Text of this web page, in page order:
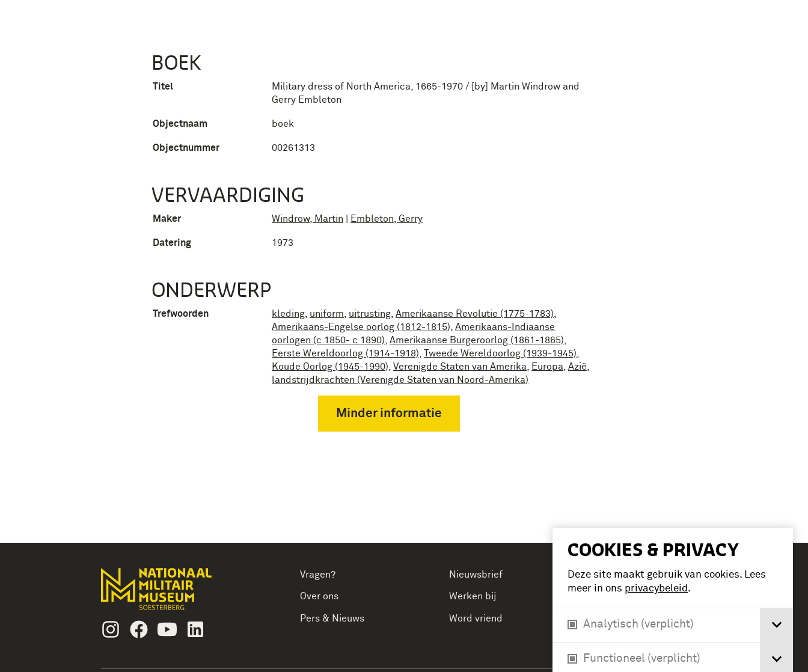
COOKIES & PRIVACY
Deze site maakt gebruik van cookies. Lees
meer in ons privacybeleid.
Analytisch (verplicht)
Functioneel (verplicht)
BOEK
Titel
Military dress of North America, 1665-1970 / [by] Martin Windrow and
Gerry Embleton
Objectnaam boek
Objectnummer 00261313
VERVAARDIGING
Maker Windrow, Martin Embleton, Gerry
Datering 1973
ONDERWERP
Trefwoorden kleding uniform uitrusting Amerikaanse Revolutie (1775-1783)
Amerikaans-Engelse oorlog (1812-1815) Amerikaans-Indiaanse
oorlogen (c 1850- c 1890) Amerikaanse Burgeroorlog (1861-1865)
Eerste Wereldoorlog (1914-1918)
Tweede Wereldoorlog (1939-1945)
Koude Oorlog (1945-1990) Verenigde Staten van Amerika Europa Azië
landstrijdkrachten (Verenigde Staten van Noord-Amerika)
Minder informatie
InstagramFacebookYoutube
Vragen?
Over ons
Pers & Nieuws
Nieuwsbrief
Werken bij
Word vriend
Tickets
Verlengde Paltzerweg 1